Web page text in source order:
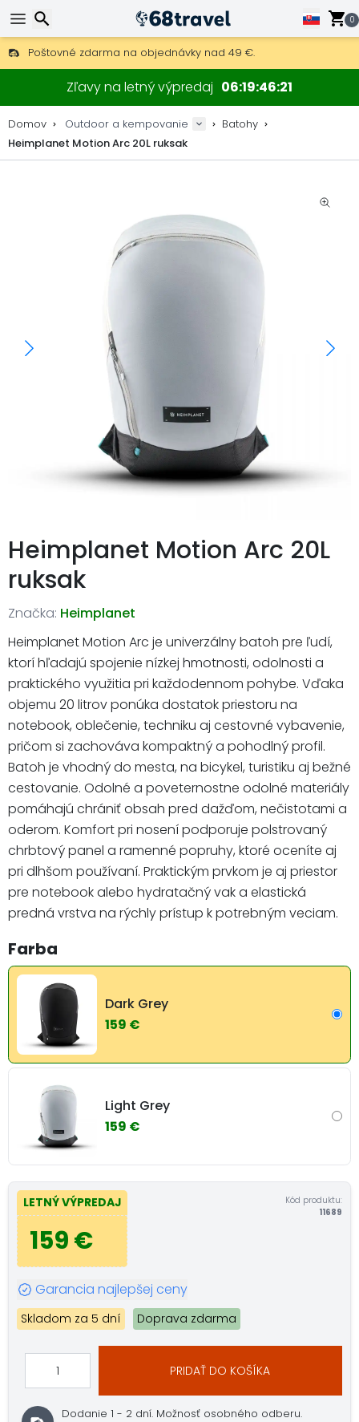
0
Poštovné zdarma na objednávky nad 49 €.
30 dní na vrátenie, 90 dní na drevené mapy a dekorácie.
Najlepšie ceny na outdoor vybavenie a doplnky.
Zľavy na letný výpredaj 06194620
Domov Outdoor a kempovanie
Batohy
Heimplanet Motion Arc 20L ruksak
Heimplanet Motion Arc 20L
ruksak
Značka: Heimplanet
Heimplanet Motion Arc je univerzálny batoh pre ľudí,
ktorí hľadajú spojenie nízkej hmotnosti, odolnosti a
praktického využitia pri každodennom pohybe. Vďaka
objemu 20 litrov ponúka dostatok priestoru na
notebook, oblečenie, techniku aj cestovné vybavenie,
pričom si zachováva kompaktný a pohodlný profil.
Batoh je vhodný do mesta, na bicykel, turistiku aj bežné
cestovanie. Odolné a poveternostne odolné materiály
pomáhajú chrániť obsah pred dažďom, nečistotami a
oderom. Komfort pri nosení podporuje polstrovaný
chrbtový panel a ramenné popruhy, ktoré oceníte aj
pri dlhšom používaní. Praktickým prvkom je aj priestor
pre notebook alebo hydratačný vak a elastická
predná vrstva na rýchly prístup k potrebným veciam.
Farba
Dark Grey
159 €
Light Grey
159 €
LETNÝ VÝPREDAJ
159 €
Kód produktu:
11689
Garancia najlepšej ceny
Skladom za 5 dní Doprava zdarma
PRIDAŤ DO KOŠÍKA
Dodanie 1 - 2 dní. Možnosť osobného odberu.
Hľadať